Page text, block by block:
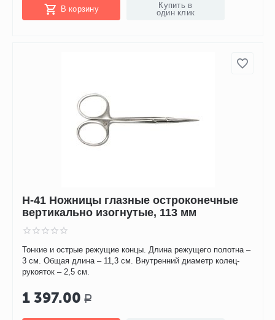
В корзину
Купить в
один клик
Н-41 Ножницы глазные остроконечные
вертикально изогнутые, 113 мм
Тонкие и острые режущие концы. Длина режущего полотна –
3 см. Общая длина – 11,3 см. Внутренний диаметр колец-
рукояток – 2,5 см.
1 397.00 Р